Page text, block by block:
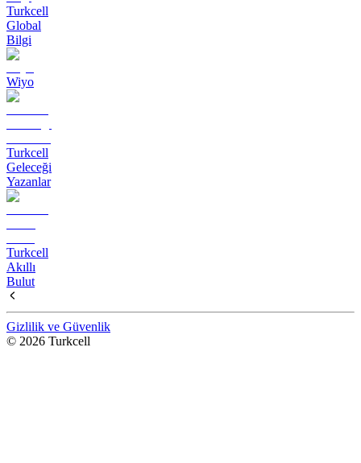
Turkcell
Global
Bilgi
Wiyo
Turkcell
Geleceği
Yazanlar
Turkcell
Akıllı
Bulut
Gizlilik ve Güvenlik
© 2026 Turkcell